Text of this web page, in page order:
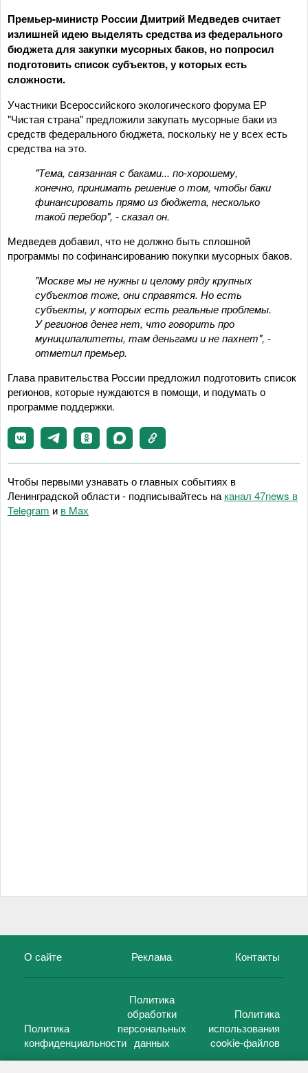
Премьер-министр России Дмитрий Медведев считает
излишней идею выделять средства из федерального
бюджета для закупки мусорных баков, но попросил
подготовить список субъектов, у которых есть
сложности.
Участники Всероссийского экологического форума ЕР
"Чистая страна" предложили закупать мусорные баки из
средств федерального бюджета, поскольку не у всех есть
средства на это.
"Тема, связанная с баками... по-хорошему,
конечно, принимать решение о том, чтобы баки
финансировать прямо из бюджета, несколько
такой перебор", - сказал он.
Медведев добавил, что не должно быть сплошной
программы по софинансированию покупки мусорных баков.
"Москве мы не нужны и целому ряду крупных
субъектов тоже, они справятся. Но есть
субъекты, у которых есть реальные проблемы.
У регионов денег нет, что говорить про
муниципалитеты, там деньгами и не пахнет", -
отметил премьер.
Глава правительства России предложил подготовить список
регионов, которые нуждаются в помощи, и подумать о
программе поддержки.
Чтобы первыми узнавать о главных событиях в
Ленинградской области - подписывайтесь на канал 47news в
Telegram и в Maх
О сайте Реклама Контакты
Политика
конфиденциальности
Политика
обработки
персональных
данных
Политика
использования
cookie-файлов